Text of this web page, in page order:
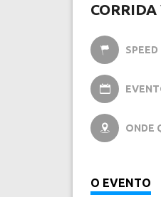
 SPEED

 ONDE
O EVENTO